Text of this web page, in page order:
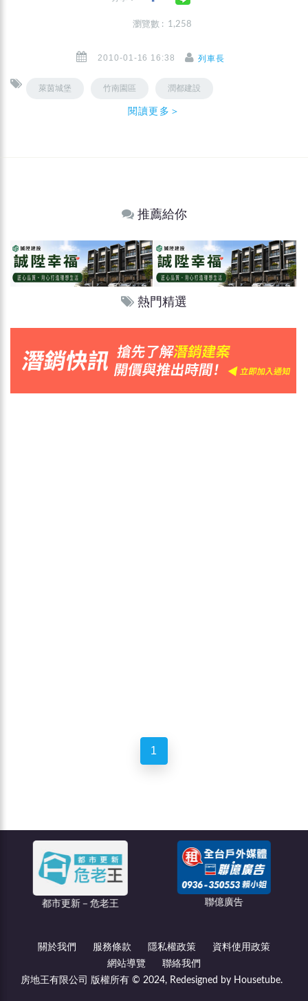
瀏覽數 : 1,258
2010-01-16 16:38 列車長
萊茵城堡 竹南園區 潤都建設
閱讀更多＞
推薦給你
熱門精選
1
都市更新－危老王 聯億廣告
關於我們 服務條款 隱私權政策
資料使用政策
網站導覽
聯絡我們
房地王有限公司 版權所有 © 2024, Redesigned by Housetube.